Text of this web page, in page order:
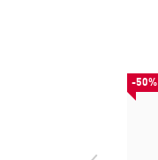
-50%